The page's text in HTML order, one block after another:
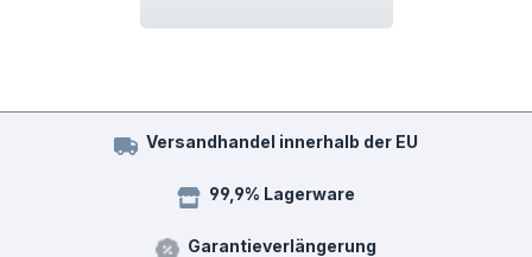
Versandhandel innerhalb der EU
99,9% Lagerware
Garantieverlängerung